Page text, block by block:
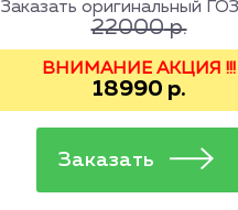
Заказать оригинальный
22000р.
ВНИМАНИЕ АКЦИЯ !!!
18990 р.